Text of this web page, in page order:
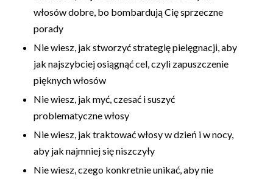
włosów dobre, bo bombardują Cię sprzeczne
porady
Nie wiesz, jak stworzyć strategię pielęgnacji, aby
jak najszybciej osiągnąć cel, czyli zapuszczenie
pięknych włosów
Nie wiesz, jak myć, czesać i suszyć
problematyczne włosy
Nie wiesz, jak traktować włosy w dzień i w nocy,
aby jak najmniej się niszczyły
Nie wiesz, czego konkretnie unikać, aby nie